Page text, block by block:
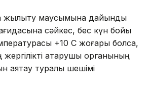
жылыту маусымына дайындық
сәйкес, бес күн бойы
+10 С жоғары болса,
атқарушы органының
туралы шешімі